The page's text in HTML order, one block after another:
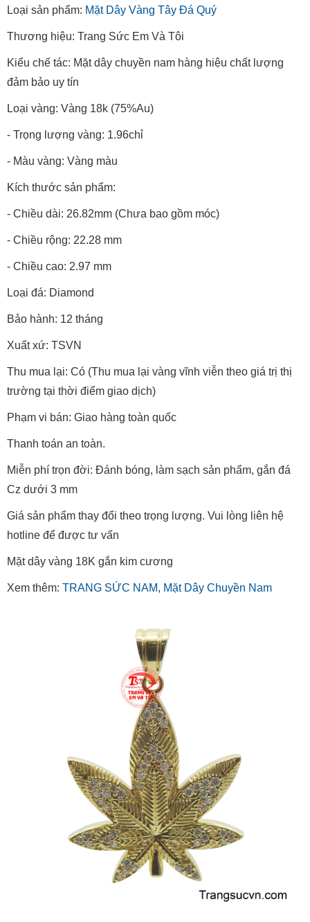
Loại sản phẩm: Mặt Dây Vàng Tây Đá Quý
Thương hiệu: Trang Sức Em Và Tôi
Kiểu chế tác: Mặt dây chuyền nam hàng hiệu chất lượng
đảm bảo uy tín
Loại vàng: Vàng 18k (75%Au)
- Trọng lượng vàng: 1.96chỉ
- Màu vàng: Vàng màu
Kích thước sản phẩm:
- Chiều dài: 26.82mm (Chưa bao gồm móc)
- Chiều rộng: 22.28 mm
- Chiều cao: 2.97 mm
Loại đá: Diamond
Bảo hành: 12 tháng
Xuất xứ: TSVN
Thu mua lại: Có (Thu mua lại vàng vĩnh viễn theo giá trị thị
trường tại thời điểm giao dịch)
Phạm vi bán: Giao hàng toàn quốc
Thanh toán an toàn.
Miễn phí trọn đời: Đánh bóng, làm sạch sản phẩm, gắn đá
Cz dưới 3 mm
Giá sản phẩm thay đổi theo trọng lượng. Vui lòng liên hệ
hotline để được tư vấn
Mặt dây vàng 18K gắn kim cương
Xem thêm: TRANG SỨC NAM, Mặt Dây Chuyền Nam